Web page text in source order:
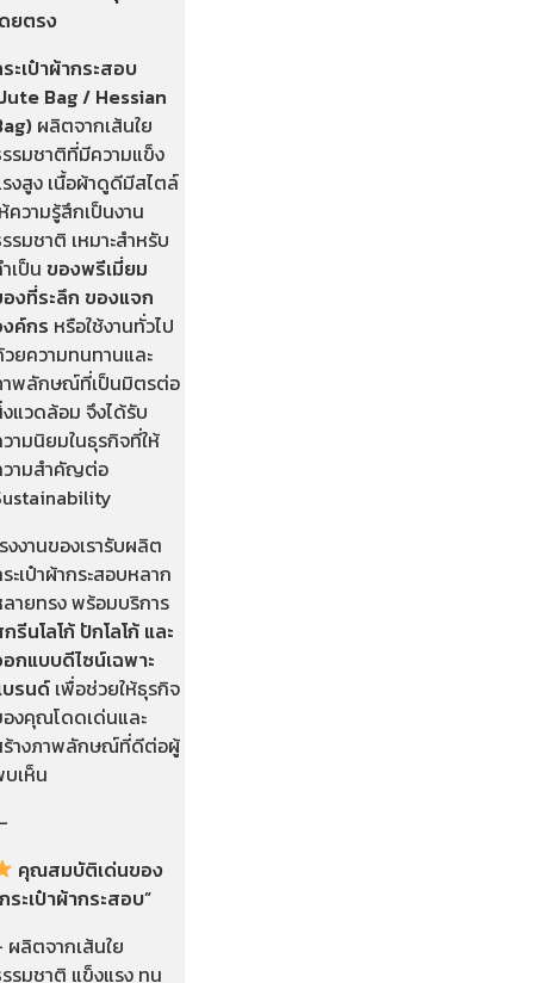
ยตรง
ะเป๋าผ้ากระสอบ
Bag / Hessian
ผลิตจากเส้นใย
รมชาติที่มีความแข็ง
งสูง เนื้อผ้าดูดีมีสไตล์
ความรู้สึกเป็นงาน
รมชาติ เหมาะสำหรับ
เป็น ของพรีเมี่ยม
งที่ระลึก ของแจก
ค์กร หรือใช้งานทั่วไป
ยความทนทานและ
พลักษณ์ที่เป็นมิตรต่อ
แวดล้อม จึงได้รับ
ามนิยมในธุรกิจที่ให้
ามสำคัญต่อ
งงานของเรารับผลิต
ะเป๋าผ้ากระสอบหลาก
ายทรง พร้อมบริการ
รีนโลโก้ ปักโลโก้ และ
กแบบดีไซน์เฉพาะ
รนด์ เพื่อช่วยให้ธุรกิจ
งคุณโดดเด่นและ
างภาพลักษณ์ที่ดีต่อผู้
เห็น
คุณสมบัติเด่นของ
ระเป๋าผ้ากระสอบ”
ผลิตจากเส้นใย
รมชาติ แข็งแรง ทน